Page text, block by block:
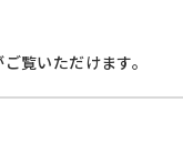
覧いただけます。